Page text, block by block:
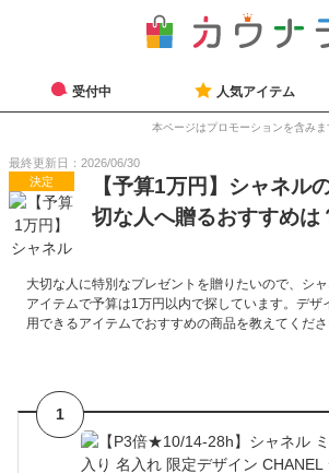
受付中 人気アイテム
本ページはプロモーションを含みま
最終更新日：2026/06/30
決定
【予算1万円】シャネル
切な人へ贈るおすすめは
大切な人に特別なプレゼントを贈りたいので、シ
アイテムで予算は1万円以内で探しています。デザ
用できるアイテムでおすすめの商品を教えてくださ
1